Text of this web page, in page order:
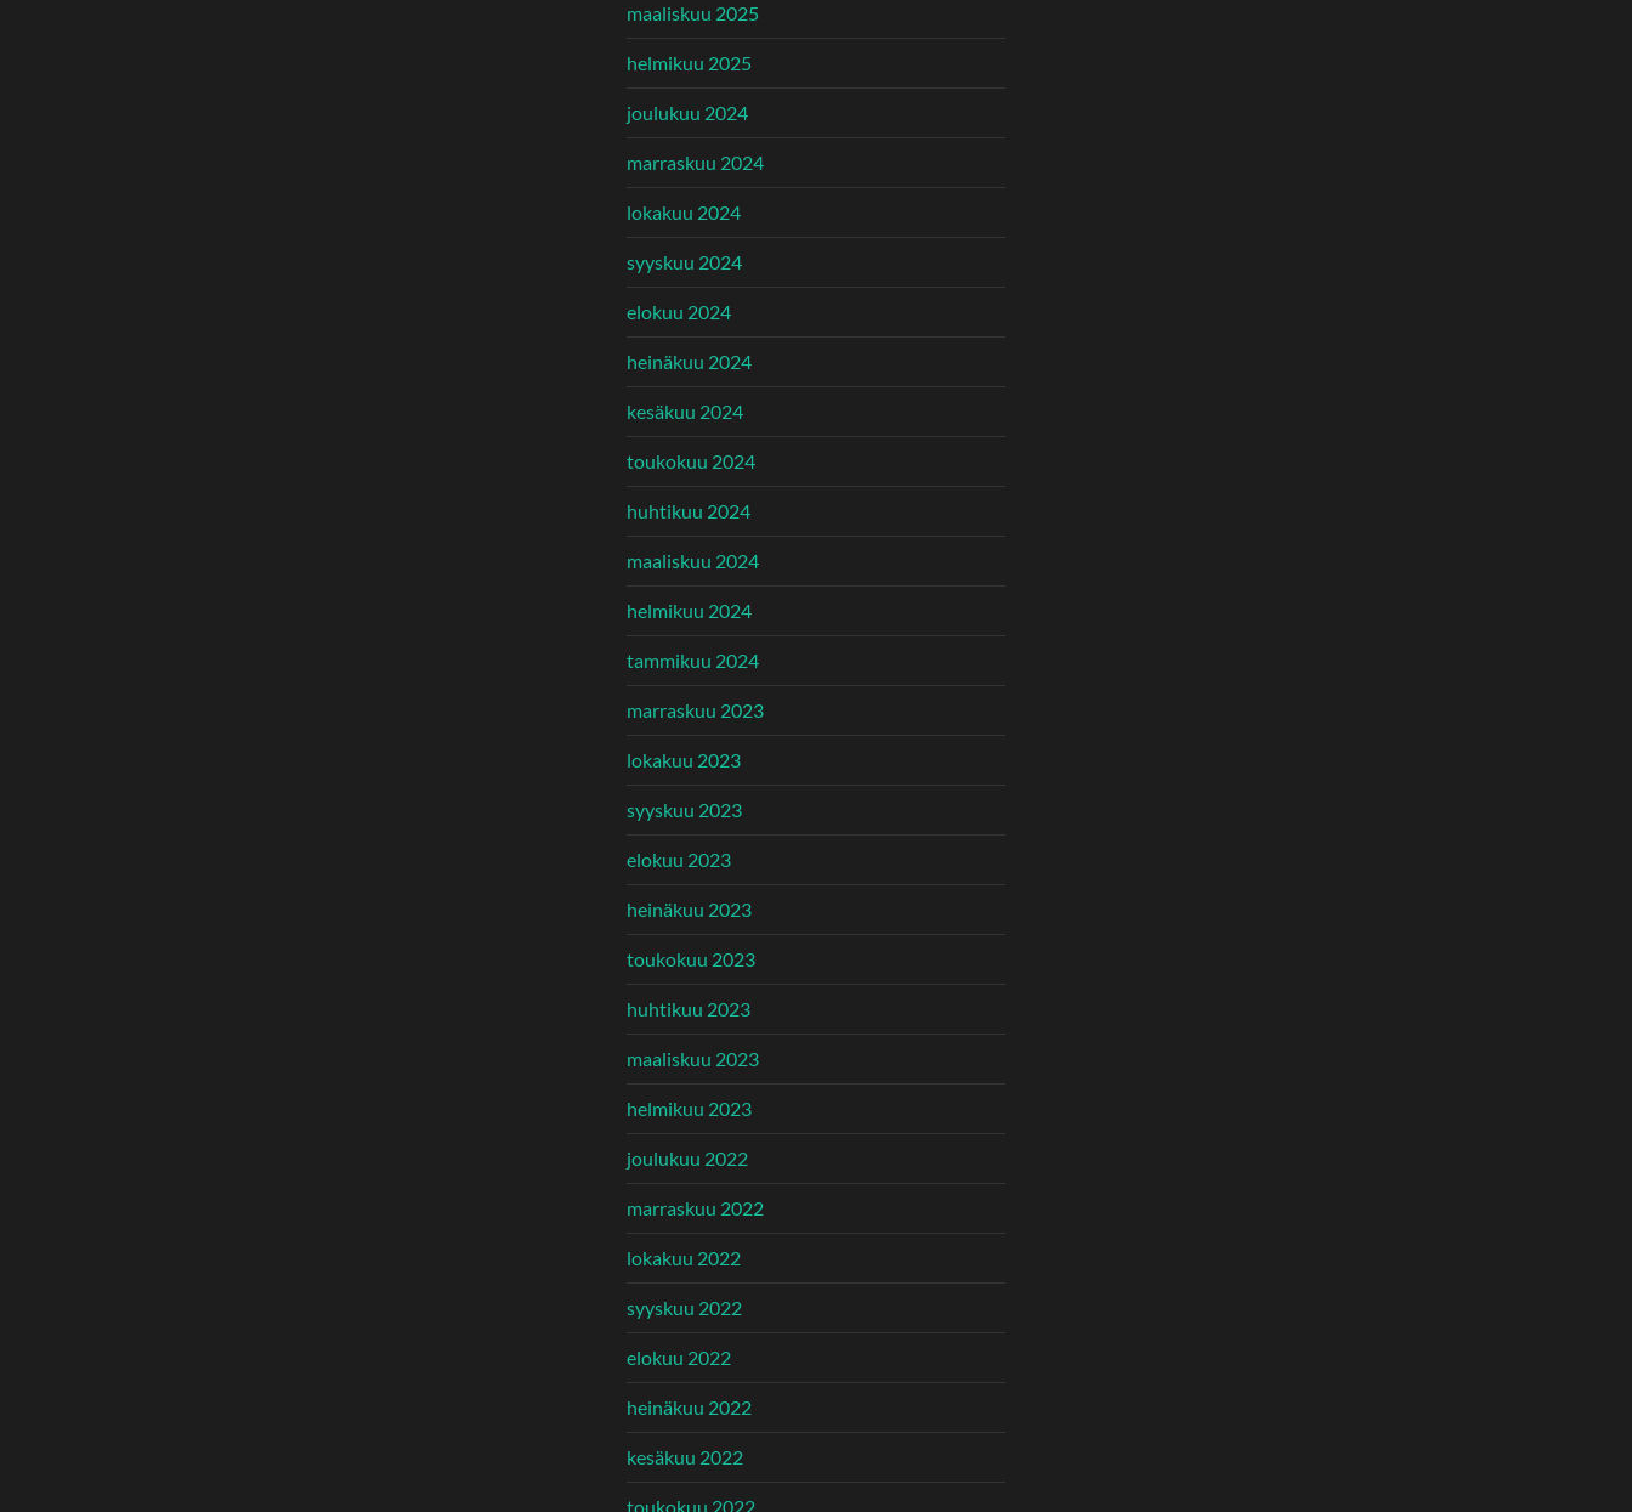
maaliskuu 2025
helmikuu 2025
joulukuu 2024
marraskuu 2024
lokakuu 2024
syyskuu 2024
elokuu 2024
heinäkuu 2024
kesäkuu 2024
toukokuu 2024
huhtikuu 2024
maaliskuu 2024
helmikuu 2024
tammikuu 2024
marraskuu 2023
lokakuu 2023
syyskuu 2023
elokuu 2023
heinäkuu 2023
toukokuu 2023
huhtikuu 2023
maaliskuu 2023
helmikuu 2023
joulukuu 2022
marraskuu 2022
lokakuu 2022
syyskuu 2022
elokuu 2022
heinäkuu 2022
kesäkuu 2022
toukokuu 2022